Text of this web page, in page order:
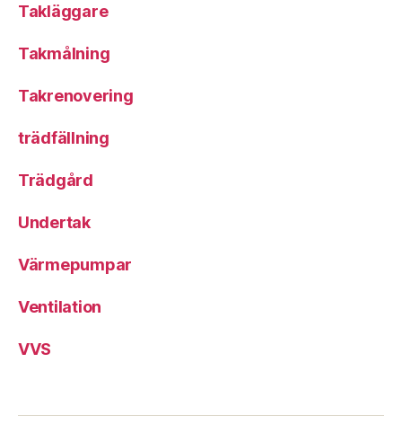
Takläggare
Takmålning
Takrenovering
trädfällning
Trädgård
Undertak
Värmepumpar
Ventilation
VVS